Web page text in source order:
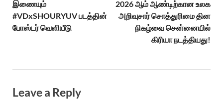
இணையும்
#VDxSHOURYUV படத்தின்
போஸ்டர் வெளியீடு
2026 ஆம் ஆண்டிற்கான உலக
அறிவுசார் சொத்துரிமை தின
நிகழ்வை சென்னையில்
கிரியா நடத்தியது!
Leave a Reply